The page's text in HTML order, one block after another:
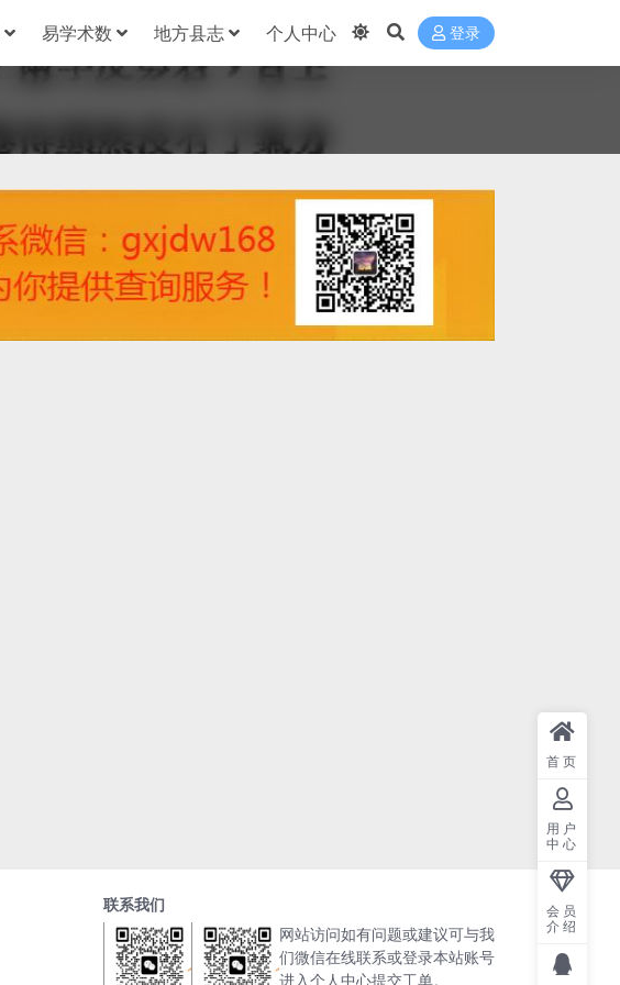
易学术数 地方县志 个人中心 登录
联系我们
网站访问如有问题或建议可与我
们微信在线联系或登录本站账号
进入个人中心提交工单。
首页
用户
中心
会员
介绍